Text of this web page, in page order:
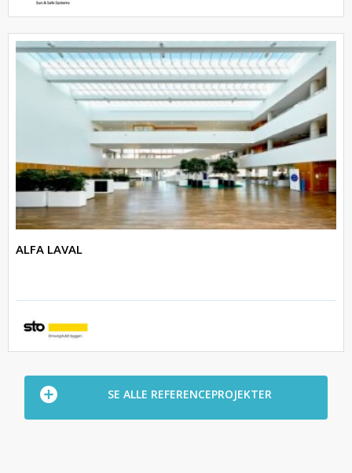
ALFA LAVAL
SE ALLE REFERENCEPROJEKTER